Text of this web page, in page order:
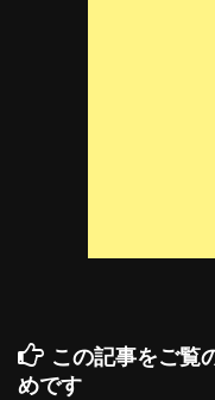
この記事をご覧
めです